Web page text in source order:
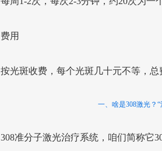
费用
按光斑收费，每个光斑几十元不等，总
一、啥是308激光？
308准分子激光治疗系统，咱们简称它